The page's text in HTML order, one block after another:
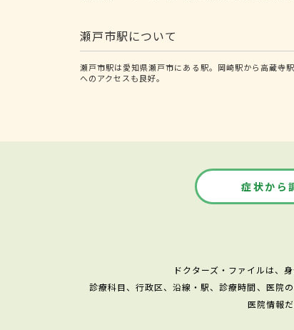
瀬戸市駅について
瀬戸市駅は愛知県瀬戸市にある駅。岡崎駅から高蔵寺
へのアクセスも良好。
症状から
ドクターズ・ファイルは、
診療科目、行政区、沿線・駅、診療時間、医院
医院情報